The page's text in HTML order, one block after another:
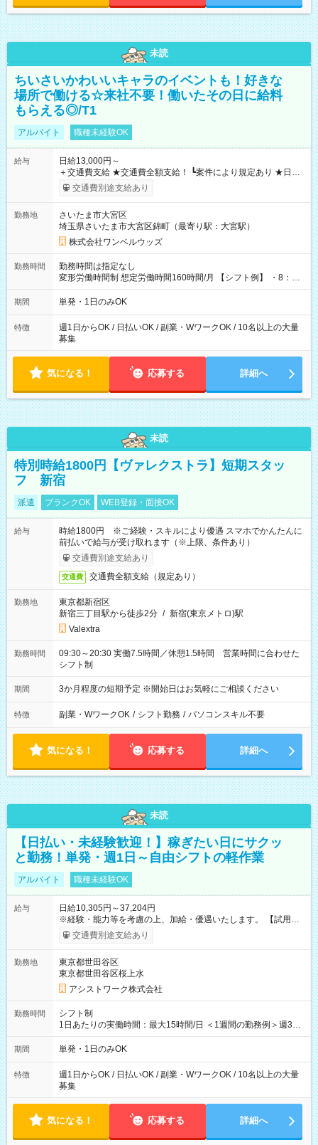
未読
ちいさいかわいいキャラのイベントも！好きな
場所で働ける☆来社不要！働いたその日に給料
もらえる◎/T1
アルバイト 職種未経験OK
給与
日給13,000円～
＋交通費支給 ★交通費全額支給！ ┗案件により規定あり ★日払
いOK！（規定あり） ┗働いたその日に現金GET♪ お仕事後はコ
ンビニATMから 日払い分を引き落とせます！ 【試用期間】試
交通費別途支給あり
勤務地
さいたま市大宮区
埼玉県さいたま市大宮区錦町（最寄り駅：大宮駅）
株式会社ワンベルウッズ
勤務時間
勤務時間は指定なし
変形労働時間制 想定労働時間160時間/月 【シフト例】 ・8：00
～21：00
期間 単発・1日のみOK
特徴
週1日からOK / 日払いOK / 副業・WワークOK / 10名以上の大量
募集
気になる！ 応募する 詳細へ
未読
特別時給1800円【ヴァレクストラ】短期スタッ
フ 新宿
派遣 ブランクOK WEB登録・面接OK
給与
時給1800円 ※ご経験・スキルにより優遇 スマホでかんたんに
前払いで給与が受け取れます（※上限、条件あり）
交通費別途支給あり
交通費 交通費全額支給（規定あり）
勤務地
東京都新宿区
新宿三丁目駅から徒歩2分 / 新宿(東京メトロ)駅
Valextra
勤務時間
09:30～20:30 実働7.5時間／休憩1.5時間 営業時間に合わせた
シフト制
期間 3か月程度の短期予定 ※開始日はお気軽にご相談ください
特徴 副業・WワークOK / シフト勤務 / パソコンスキル不要
気になる！ 応募する 詳細へ
未読
【日払い・未経験歓迎！】稼ぎたい日にサクッ
と勤務！単発・週1日～自由シフトの軽作業
アルバイト 職種未経験OK
給与
日給10,305円～37,204円
※経験・能力等を考慮の上、加給・優遇いたします。 【試用期
間】試用期間なし
交通費別途支給あり
勤務地
東京都世田谷区
東京都世田谷区桜上水
アシストワーク株式会社
勤務時間
シフト制
1日あたりの実働時間：最大15時間/日 ＜1週間の勤務例＞週3回
勤務 勤務：月・水・金 休み：火・木・土・日 好きな時にお仕事
可能です！ ※1日あたりの最大実働時間は日勤、夜勤共に勤務し
期間 単発・1日のみOK
特徴
週1日からOK / 日払いOK / 副業・WワークOK / 10名以上の大量
募集
気になる！ 応募する 詳細へ